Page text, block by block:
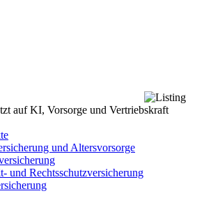
auf KI, Vorsorge und Vertriebskraft
und Altersvorsorge
und Rechtsschutzversicherung